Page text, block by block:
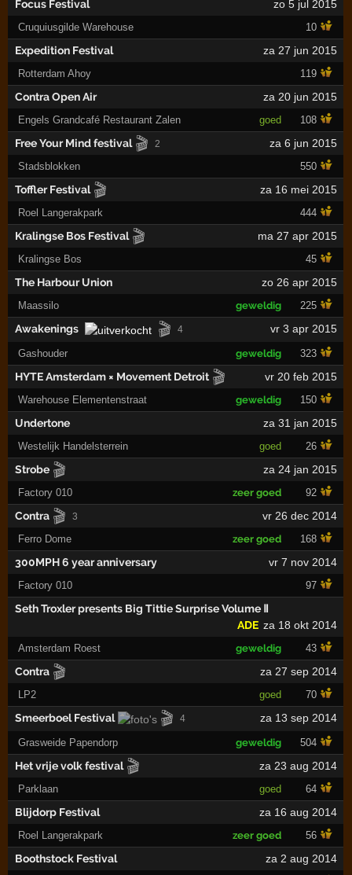
Focus Festival zo 5 jul 2015
Cruquiusgilde Warehouse 10
Expedition Festival za 27 jun 2015
Rotterdam Ahoy 119
Contra Open Air za 20 jun 2015
Engels Grandcafé Restaurant Zalen goed 108
Free Your Mind festival 🎬 2 za 6 jun 2015
Stadsblokken 550
Toffler Festival 🎬 za 16 mei 2015
Roel Langerakpark 444
Kralingse Bos Festival 🎬 ma 27 apr 2015
Kralingse Bos 45
The Harbour Union zo 26 apr 2015
Maassilo geweldig 225
Awakenings 🎬 4 vr 3 apr 2015
Gashouder geweldig 323
HYTE Amsterdam × Movement Detroit 🎬 vr 20 feb 2015
Warehouse Elementenstraat geweldig 150
Undertone za 31 jan 2015
Westelijk Handelsterrein goed 26
Strobe 🎬 za 24 jan 2015
Factory 010 zeer goed 92
Contra 🎬 3 vr 26 dec 2014
Ferro Dome zeer goed 168
300MPH 6 year anniversary vr 7 nov 2014
Factory 010 97
Seth Troxler presents Big Tittie Surprise Volume Ⅱ
za 18 okt 2014
ADE
Amsterdam Roest geweldig 43
Contra 🎬 za 27 sep 2014
LP2 goed 70
Smeerboel Festival 🎬 4 za 13 sep 2014
Grasweide Papendorp geweldig 504
Het vrije volk festival 🎬 za 23 aug 2014
Parklaan goed 64
Blijdorp Festival za 16 aug 2014
Roel Langerakpark zeer goed 56
Boothstock Festival za 2 aug 2014